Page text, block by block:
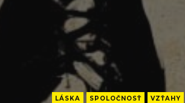
LÁSKA SPOLOČNOSŤ VZŤAHY